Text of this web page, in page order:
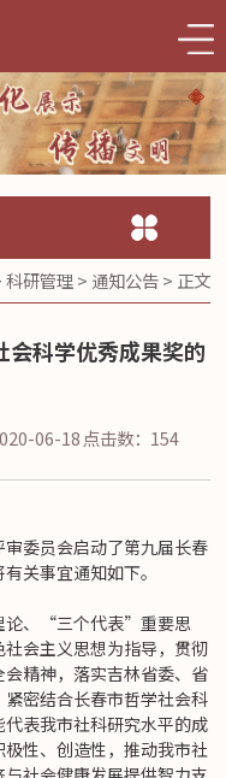
科研管理> 通知公告> 正文
会科学优秀成果奖的
06-18点击数： 154
委员会启动了第九届长春
关事宜通知如下。
论、“三个代表”重要思
会主义思想为指导，贯彻
精神，落实吉林省委、省
密结合长春市哲学社会科
表我市社科研究水平的成
性、创造性，推动我市社